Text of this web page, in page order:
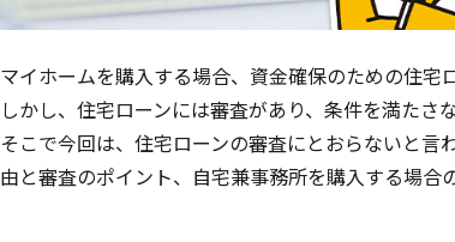
マイホームを購入する場合、資金確保のための住宅
しかし、住宅ローンには審査があり、条件を満たさ
そこで今回は、住宅ローンの審査にとおらないと言
由と審査のポイント、自宅兼事務所を購入する場合